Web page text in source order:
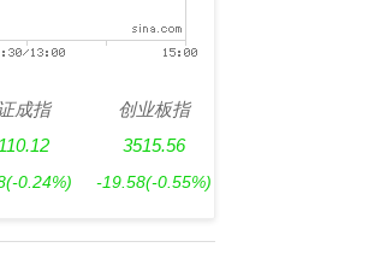
成指
(-0.24%)
创业板指
3515.56
-19.58(-0.55%)